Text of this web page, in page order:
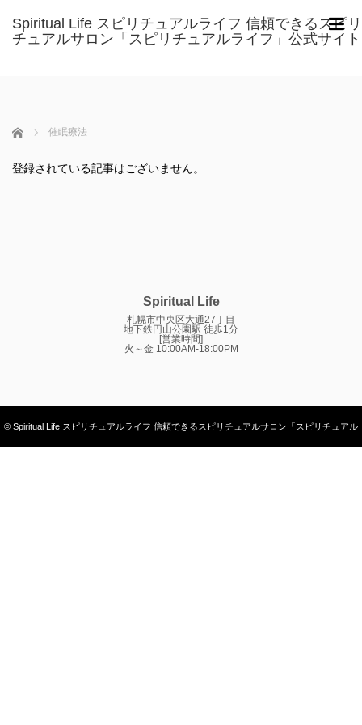
Spiritual Life スピリチュアルライフ 信頼できるスピリ
チュアルサロン「スピリチュアルライフ」公式サイト
ホーム 催眠療法
登録されている記事はございません。
Spiritual Life
札幌市中央区大通27丁目
地下鉄円山公園駅 徒歩1分
[営業時間]
火～金 10:00AM-18:00PM
© Spiritual Life スピリチュアルライフ 信頼できるスピリチュアルサロン「スピリチュアル